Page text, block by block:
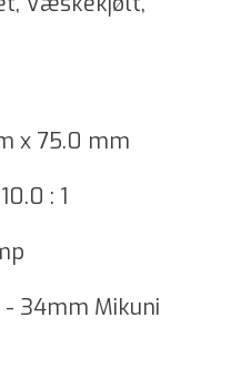
x 75.0 mm
: 1
34mm Mikuni